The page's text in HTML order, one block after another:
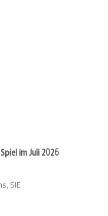
im Juli 2026
SIE